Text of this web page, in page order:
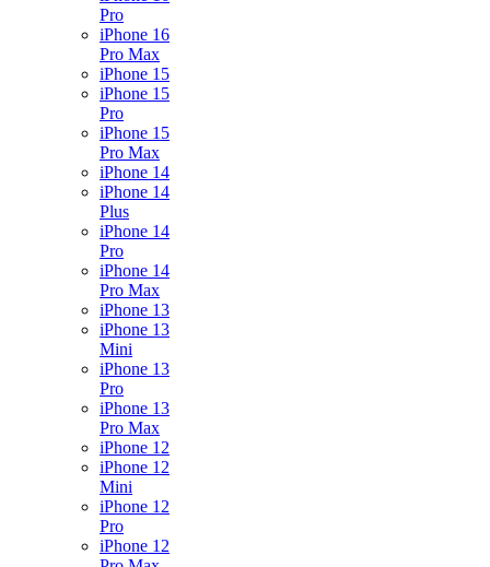
Pro
iPhone 16
Pro Max
iPhone 15
iPhone 15
Pro
iPhone 15
Pro Max
iPhone 14
iPhone 14
Plus
iPhone 14
Pro
iPhone 14
Pro Max
iPhone 13
iPhone 13
Mini
iPhone 13
Pro
iPhone 13
Pro Max
iPhone 12
iPhone 12
Mini
iPhone 12
Pro
iPhone 12